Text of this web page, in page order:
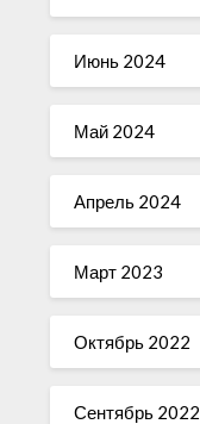
Июнь 2024
Май 2024
Апрель 2024
Март 2023
Октябрь 2022
Сентябрь 2022